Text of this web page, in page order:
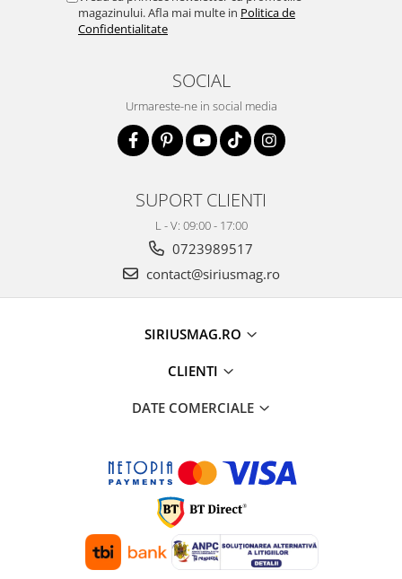
magazinului. Afla mai multe in Politica de
Confidentialitate
SOCIAL
Urmareste-ne in social media
SUPORT CLIENTI
L - V: 09:00 - 17:00
0723989517
contact@siriusmag.ro
SIRIUSMAG.RO
CLIENTI
DATE COMERCIALE